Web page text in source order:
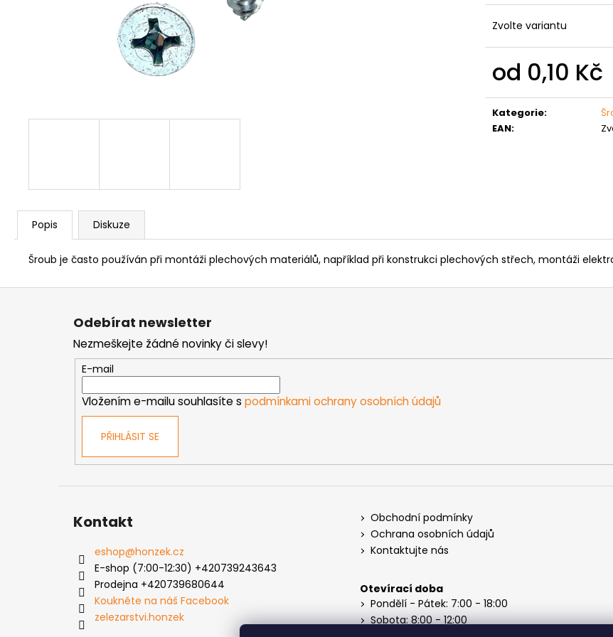
Zvolte variantu
od 0,10 Kč
cena:
Kategorie:
EAN:
Popis Diskuze
Šroub je často používán při montáži plechových materiálů, například při konstrukci plechových střech, montáži
NÝT DUTÝ DVOJDÍLNÝ 3,5X10 NIKL
MATICE ŠESTIHRANNÁ PRODLOUŽENÁ
PODLOŽKA
0,10 Kč
Z
Odebírat newsletter
Nezmeškejte žádné novinky či slevy!
E-mail
Vložením e-mailu souhlasíte s podmínkami ochrany osobních údajů
PŘIHLÁSIT SE
Kontakt
eshop@honzek.cz
E-shop (7:00-12:30) +420739243643
Prodejna +420739680644
Koukněte na náš Facebook
zelezarstvi.honzek
Obchodní podmínky
Ochrana osobních údajů
Kontaktujte nás
Otevírací doba
Pondělí - Pátek: 7:00 - 18:00
Sobota: 8:00 - 12:00